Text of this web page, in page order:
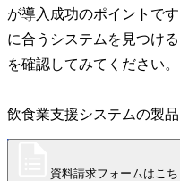
が導入成功のポイントで
に合うシステムを見つけ
を確認してみてください。
飲食業支援システムの製
資料請求フォームはこち